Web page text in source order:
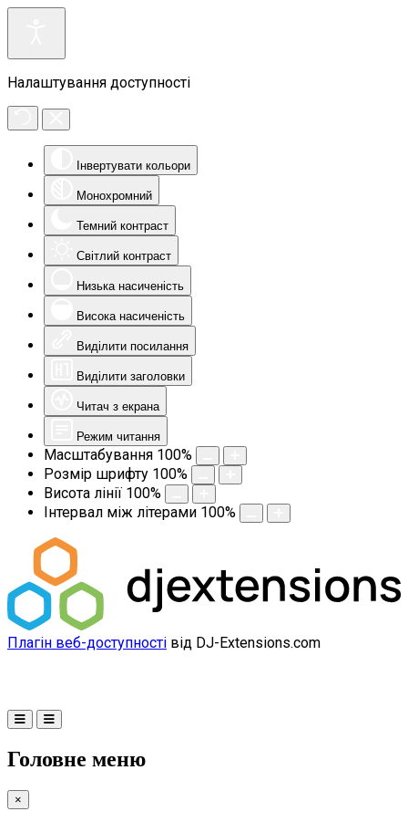
Налаштування доступності
Інвертувати кольори
Монохромний
Темний контраст
Світлий контраст
Низька насиченість
Висока насиченість
Виділити посилання
Виділити заголовки
Читач з екрана
Режим читання
Масштабування 100%
Розмір шрифту 100%
Висота лінії 100%
Інтервал між літерами 100%
Плагін веб-доступності від DJ-Extensions.com
Головне меню
×